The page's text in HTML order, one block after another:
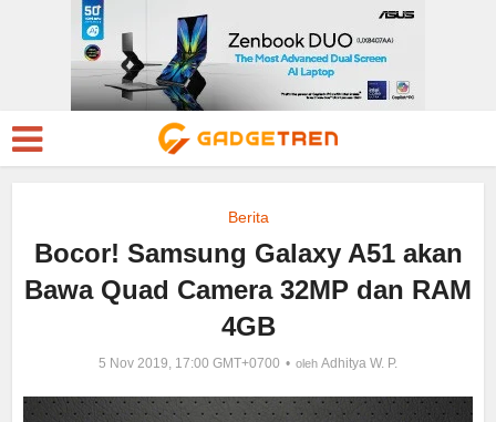
Berita
Bocor! Samsung Galaxy A51 akan
Bawa Quad Camera 32MP dan RAM
4GB
5 Nov 2019, 17:00 GMT+0700 oleh Adhitya W. P.